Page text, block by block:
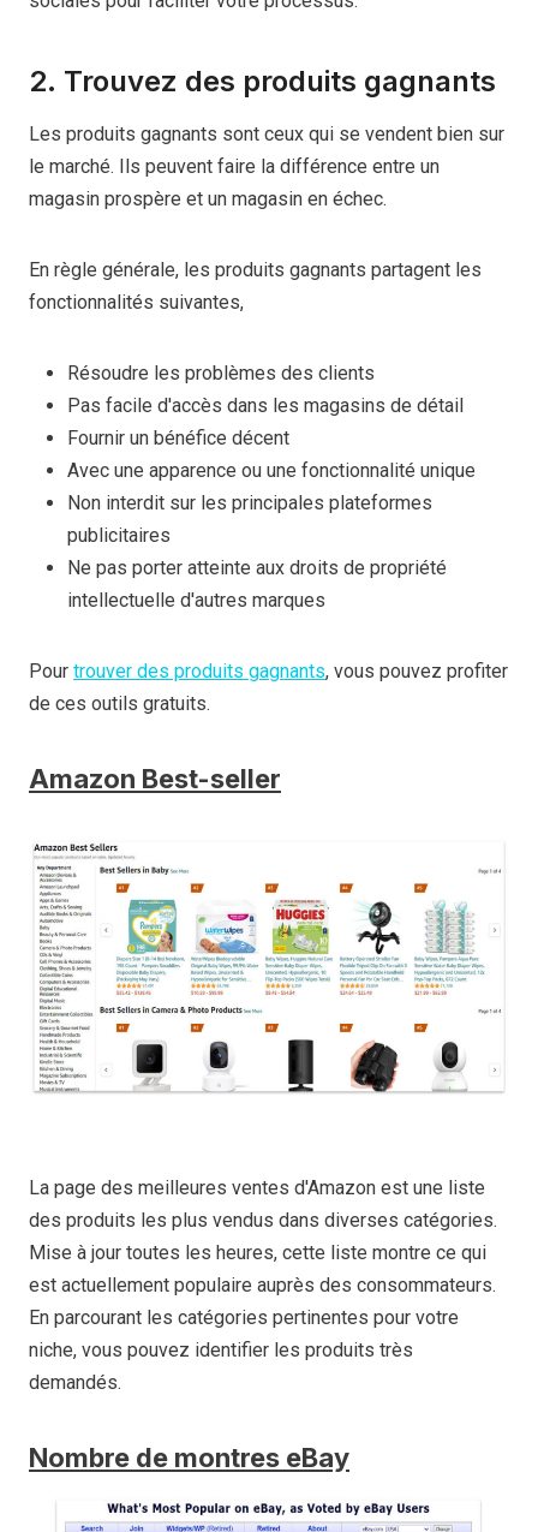
2. Trouvez des produits gagnants
Les produits gagnants sont ceux qui se vendent bien sur
le marché. Ils peuvent faire la différence entre un
magasin prospère et un magasin en échec.
En règle générale, les produits gagnants partagent les
fonctionnalités suivantes,
Résoudre les problèmes des clients
Pas facile d'accès dans les magasins de détail
Fournir un bénéfice décent
Avec une apparence ou une fonctionnalité unique
Non interdit sur les principales plateformes
publicitaires
Ne pas porter atteinte aux droits de propriété
intellectuelle d'autres marques
Pour trouver des produits gagnants, vous pouvez profiter
de ces outils gratuits.
Amazon Best-seller
La page des meilleures ventes d'Amazon est une liste
des produits les plus vendus dans diverses catégories.
Mise à jour toutes les heures, cette liste montre ce qui
est actuellement populaire auprès des consommateurs.
En parcourant les catégories pertinentes pour votre
niche, vous pouvez identifier les produits très
demandés.
Nombre de montres eBay